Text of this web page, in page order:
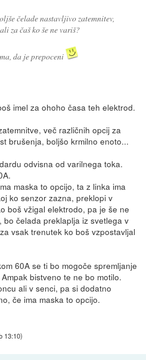
čelade nastavljivo zatemnitev,
za čaš ko še ne variš?
da je prepoceni
imel za ohoho časa teh elektrod.
več različnih opcij za
brušenja, boljšo krmilno enoto...
odvisna od varilnega toka.
maska to opcijo, ta z linka ima
ko senzor zazna, preklopi v
boš vžigal elektrodo, pa je še ne
čelada preklaplja iz svetlega v
vsak trenutek ko boš vzpostavljal
60A se ti bo mogoče spremljanje
bistveno te ne bo motilo.
ali v senci, pa si dodatno
če ima maska to opcijo.
13:10)